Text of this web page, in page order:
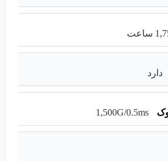
دارد
1,500G/0.5ms